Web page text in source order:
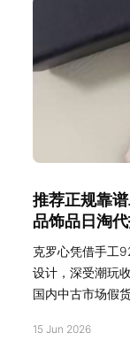
推荐正规靠
品饰品日淘
克罗心凭借手工
设计，深受潮玩
国内中古市场假
15 Jun 2026